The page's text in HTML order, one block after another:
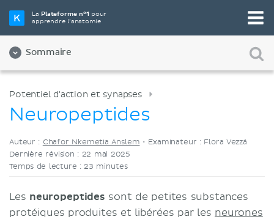
La Plateforme n°1 pour
apprendre l’anatomie
Sommaire
Choisissez votre outil d'étude préféré
Vidéos
Potentiel d'action et synapses
Neuropeptides
Auteur : Chafor Nkemetia Anslem • Examinateur : Flora Vezzá
Dernière révision : 22 mai 2025
Temps de lecture : 23 minutes
Les neuropeptides sont de petites substances
protéiques produites et libérées par les neurones